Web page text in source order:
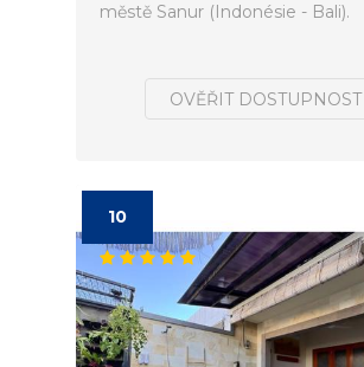
městě Sanur (Indonésie - Bali).
OVĚŘIT DOSTUPNOST
10